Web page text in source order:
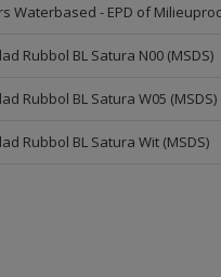
Waterbased - EPD of
Rubbol BL Satura N00 (MSDS)
Rubbol BL Satura W05 (MSDS)
Rubbol BL Satura Wit (MSDS)